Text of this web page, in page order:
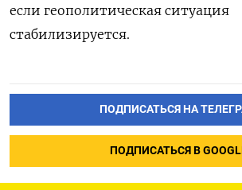
если геополитическая ситуация
стабилизируется.
ПОДПИСАТЬСЯ НА
ПОДПИСАТЬСЯ В